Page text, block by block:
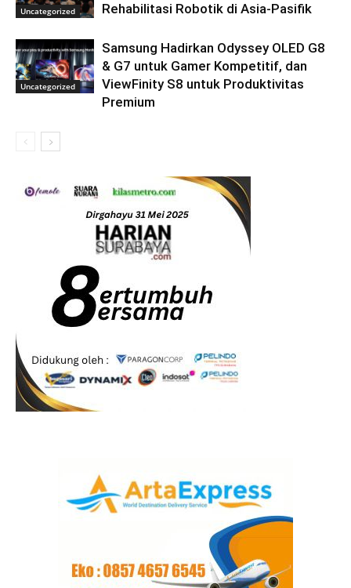
Uncategorized Rehabilitasi Robotik di Asia-Pasifik
Uncategorized
Samsung Hadirkan Odyssey OLED G8
& G7 untuk Gamer Kompetitif, dan
ViewFinity S8 untuk Produktivitas
Premium